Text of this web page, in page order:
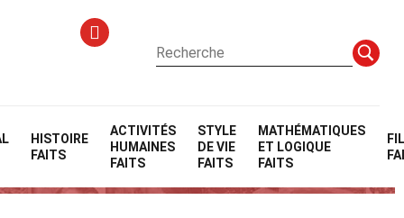
HISTOIRE
FAITS
ACTIVITÉS
HUMAINES
FAITS
STYLE
DE VIE
FAITS
MATHÉMATIQUES
ET LOGIQUE
FAITS